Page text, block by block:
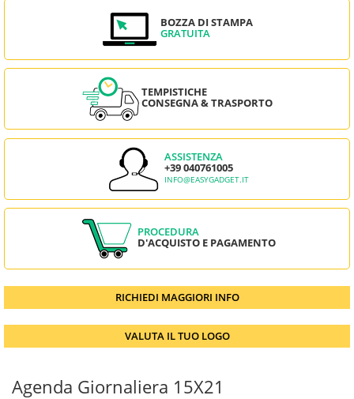
BOZZA DI STAMPA
GRATUITA
TEMPISTICHE
CONSEGNA & TRASPORTO
ASSISTENZA
+39 040761005
INFO@EASYGADGET.IT
PROCEDURA
D'ACQUISTO E PAGAMENTO
RICHIEDI MAGGIORI INFO
VALUTA IL TUO LOGO
Agenda Giornaliera 15X21